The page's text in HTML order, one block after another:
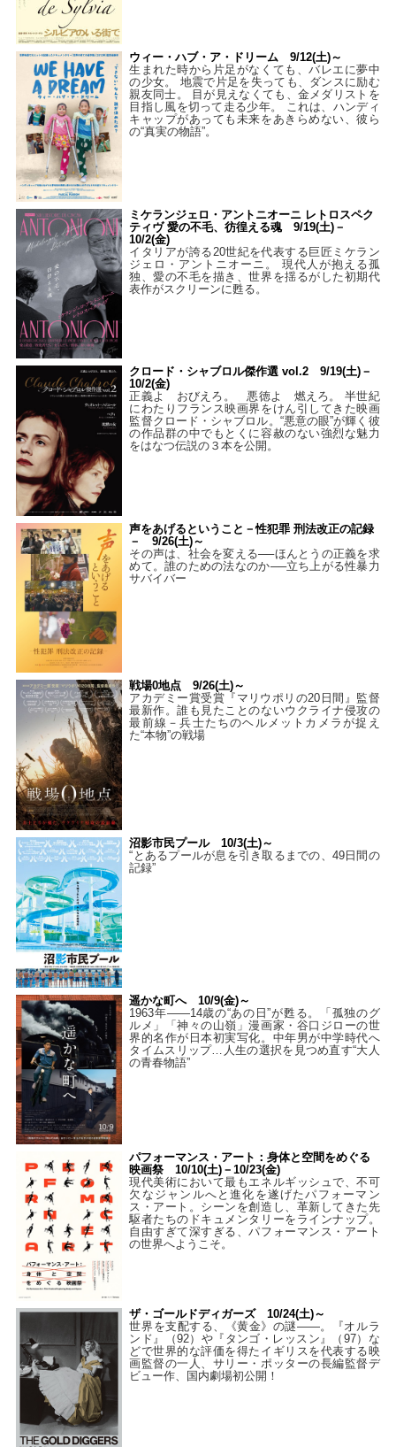
ウィー・ハブ・ア・ドリーム 9/12(土)～
生まれた時から片足がなくても、バレエに夢中
の少女。 地震で片足を失っても、ダンスに励む
親友同士。 目が見えなくても、金メダリストを
目指し風を切って走る少年。 これは、ハンディ
キャップがあっても未来をあきらめない、彼ら
の“真実の物語”。
ミケランジェロ・アントニオーニ レトロスペク
ティヴ 愛の不毛、彷徨える魂 9/19(土)－
10/2(金)
イタリアが誇る20世紀を代表する巨匠ミケラン
ジェロ・アントニオーニ。 現代人が抱える孤
独、愛の不毛を描き、世界を揺るがした初期代
表作がスクリーンに甦る。
クロード・シャブロル傑作選 vol.2 9/19(土)－
10/2(金)
正義よ おびえろ。 悪徳よ 燃えろ。 半世紀
にわたりフランス映画界をけん引してきた映画
監督クロード・シャブロル。“悪意の眼”が輝く彼
の作品群の中でもとくに容赦のない強烈な魅力
をはなつ伝説の３本を公開。
声をあげるということ－性犯罪 刑法改正の記録
－ 9/26(土)～
その声は、社会を変える──ほんとうの正義を求
めて。誰のための法なのか──立ち上がる性暴力
サバイバー
戦場0地点 9/26(土)～
アカデミー賞受賞『マリウポリの20日間』監督
最新作。誰も見たことのないウクライナ侵攻の
最前線－兵士たちのヘルメットカメラが捉え
た“本物”の戦場
沼影市民プール 10/3(土)～
“とあるプールが息を引き取るまでの、49日間の
記録”
遥かな町へ 10/9(金)～
1963年――14歳の“あの日”が甦る。「孤独のグ
ルメ」「神々の山嶺」漫画家・谷口ジローの世
界的名作が日本初実写化。中年男が中学時代へ
タイムスリップ…人生の選択を見つめ直す“大人
の青春物語”
パフォーマンス・アート：身体と空間をめぐる
映画祭 10/10(土)－10/23(金)
現代美術において最もエネルギッシュで、不可
欠なジャンルへと進化を遂げたパフォーマン
ス・アート。シーンを創造し、革新してきた先
駆者たちのドキュメンタリーをラインナップ。
自由すぎて深すぎる、パフォーマンス・アート
の世界へようこそ。
ザ・ゴールドディガーズ 10/24(土)～
世界を支配する、《黄金》の謎――。『オルラ
ンド』（92）や『タンゴ・レッスン』（97）な
どで世界的な評価を得たイギリスを代表する映
画監督の一人、サリー・ポッターの長編監督デ
ビュー作、国内劇場初公開！